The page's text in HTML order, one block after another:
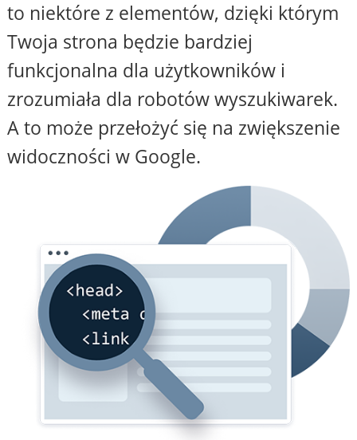
to niektóre z elementów, dzięki którym
Twoja strona będzie bardziej
funkcjonalna dla użytkowników i
zrozumiała dla robotów wyszukiwarek.
A to może przełożyć się na zwiększenie
widoczności w Google.